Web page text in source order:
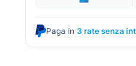
Paga in 3 rate senza